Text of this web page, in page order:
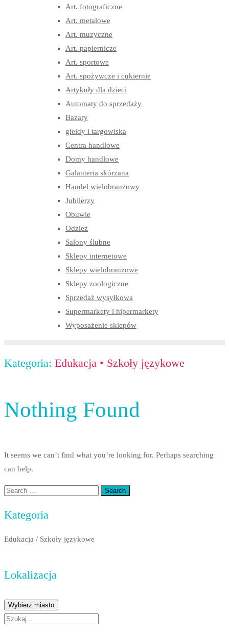
Art. fotograficzne
Art. metalowe
Art. muzyczne
Art. papiernicze
Art. sportowe
Art. spożywcze i cukiernie
Artykuły dla dzieci
Automaty do sprzedaży
Bazary
giełdy i targowiska
Centra handlowe
Domy handlowe
Galanteria skórzana
Handel wielobranżowy
Jubilerzy
Obuwie
Odzież
Salony ślubne
Sklepy internetowe
Sklepy wielobranżowe
Sklepy zoologiczne
Sprzedaż wysyłkowa
Supermarkety i hipermarkety
Wyposażenie sklepów
Kategoria: Edukacja • Szkoły językowe
Nothing Found
It seems we can’t find what you’re looking for. Perhaps searching
can help.
Kategoria
Edukacja / Szkoły językowe
Lokalizacja
Wybierz miasto